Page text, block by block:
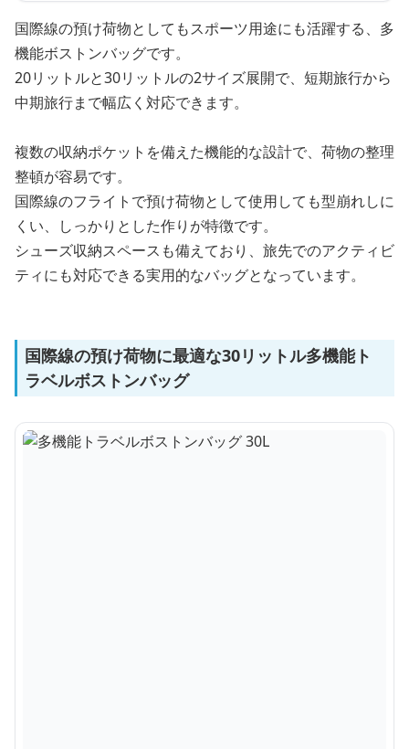
国際線の預け荷物としてもスポーツ用途にも活躍する、多
機能ボストンバッグです。
20リットルと30リットルの2サイズ展開で、短期旅行から
中期旅行まで幅広く対応できます。
複数の収納ポケットを備えた機能的な設計で、荷物の整理
整頓が容易です。
国際線のフライトで預け荷物として使用しても型崩れしに
くい、しっかりとした作りが特徴です。
シューズ収納スペースも備えており、旅先でのアクティビ
ティにも対応できる実用的なバッグとなっています。
国際線の預け荷物に最適な30リットル多機能ト
ラベルボストンバッグ